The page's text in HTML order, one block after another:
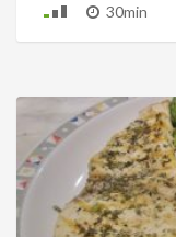
30min